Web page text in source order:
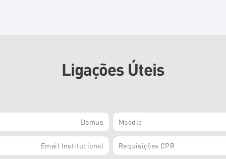
Ligações Úteis
Domus Moodle
Email Institucional Requisições CPR